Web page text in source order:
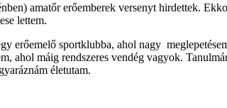
amatőr erőemberek versenyt hirdettek.
lettem.
erőemelő sportklubba, ahol nagy
ahol máig rendszeres vendég vagyok.
életutam.